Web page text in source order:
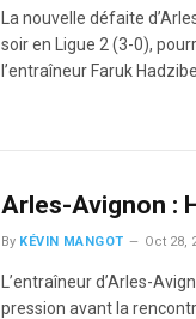
La nouvelle défaite
soir en Ligue 2 (3-0),
l’entraîneur Faruk
Arles-Avignon :
By KÉVIN MANGOT Oct 28,
L’entraîneur d’Arles-
pression avant la